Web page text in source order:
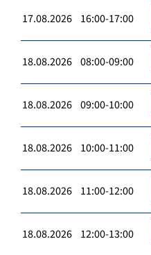
17.08.2026 16:00-17:00
18.08.2026 08:00-09:00
18.08.2026 09:00-10:00
18.08.2026 10:00-11:00
18.08.2026 11:00-12:00
18.08.2026 12:00-13:00